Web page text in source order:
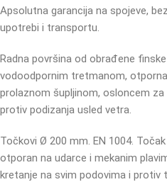
Apsolutna garancija na spojeve,
upotrebi i transportu.
Radna površina od obrađene
vodoodpornim tretmanom,
prolaznom šupljinom, osloncem
protiv podizanja usled vetra.
Točkovi Ø 200 mm. EN 1004.
otporan na udarce i mekanim
kretanje na svim podovima i protiv